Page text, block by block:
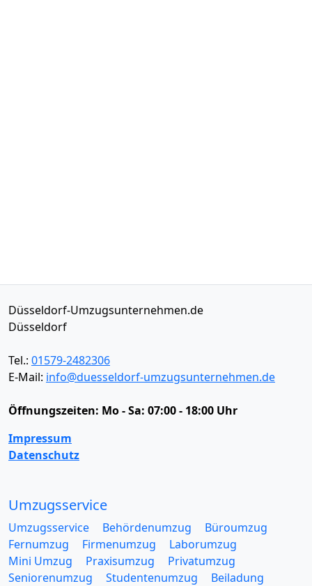
Düsseldorf-Umzugsunternehmen.de
Düsseldorf
Tel.: 01579-2482306
E-Mail: info@duesseldorf-umzugsunternehmen.de
Öffnungszeiten: Mo - Sa: 07:00 - 18:00 Uhr
Impressum
Datenschutz
Umzugsservice
Umzugsservice Behördenumzug
Büroumzug
Fernumzug
Firmenumzug
Laborumzug
Mini Umzug
Praxisumzug
Privatumzug
Seniorenumzug
Studentenumzug
Beiladung